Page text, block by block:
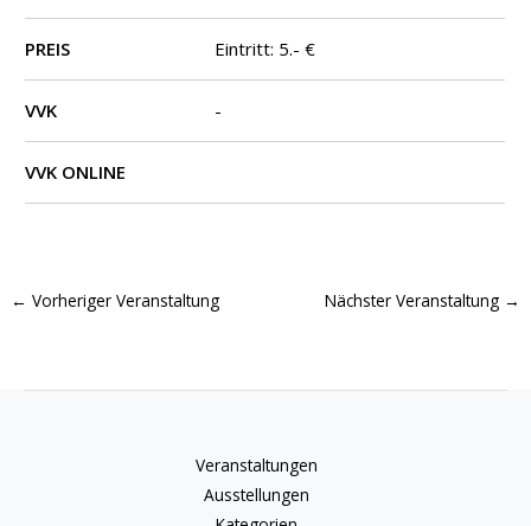
PREIS Eintritt: 5.- €
VVK -
VVK ONLINE
← Vorheriger Veranstaltung Nächster Veranstaltung →
Veranstaltungen
Ausstellungen